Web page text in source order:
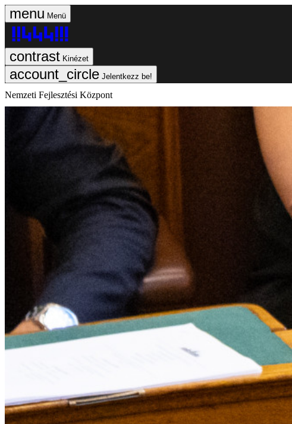
Menü
Kinézet
Jelentkezz be!
Nemzeti Fejlesztési Központ